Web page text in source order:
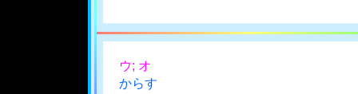
ウ; オ
からす